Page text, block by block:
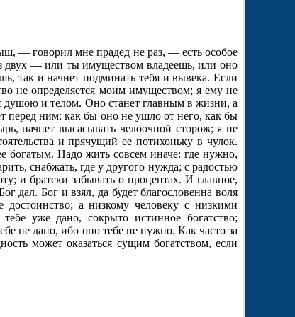
— говорил мне прадед не раз, — есть особое
двух — или ты имуществом владеешь, или оно
так и начнет подминать тебя и вывека. Если
не определяется моим имуществом; я ему не
душою и телом. Оно станет главным в жизни, а
перед ним: как бы оно не ушло от него, как бы
начнет высасывать челоочной сторож; я не
и прячущий ее потихоньку в чулок.
богатым. Надо жить совсем иначе: где нужно,
снабжать, где у другого нужда; с радостью
и братски забывать о процентах. И главное,
Бог и взял, да будет благословенна воля
достоинство; а низкому человеку с низкими
уже дано, сокрыто истинное богатство;
не дано, ибо оно тебе не нужно. Как часто за
может оказаться сущим богатством, если